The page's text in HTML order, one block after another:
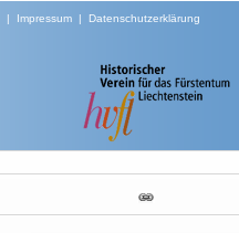
| Impressum| Datenschutzerklärung